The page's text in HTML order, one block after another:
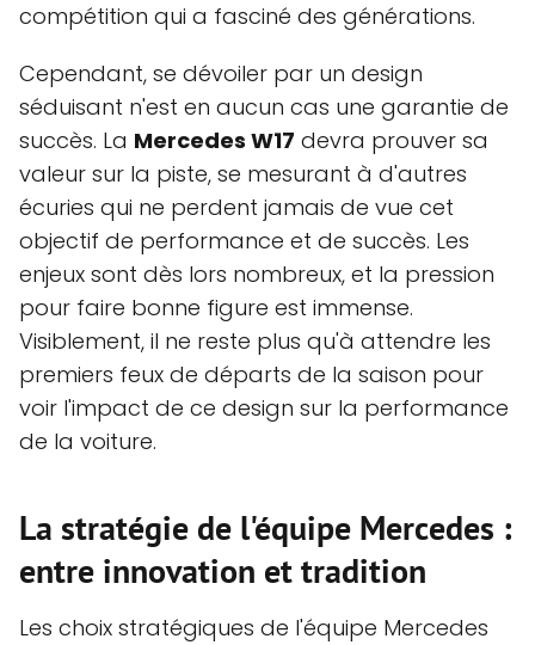
compétition qui a fasciné des générations.
Cependant, se dévoiler par un design
séduisant n'est en aucun cas une garantie de
succès. La Mercedes W17 devra prouver sa
valeur sur la piste, se mesurant à d'autres
écuries qui ne perdent jamais de vue cet
objectif de performance et de succès. Les
enjeux sont dès lors nombreux, et la pression
pour faire bonne figure est immense.
Visiblement, il ne reste plus qu'à attendre les
premiers feux de départs de la saison pour
voir l'impact de ce design sur la performance
de la voiture.
La stratégie de l'équipe Mercedes :
entre innovation et tradition
Les choix stratégiques de l'équipe Mercedes